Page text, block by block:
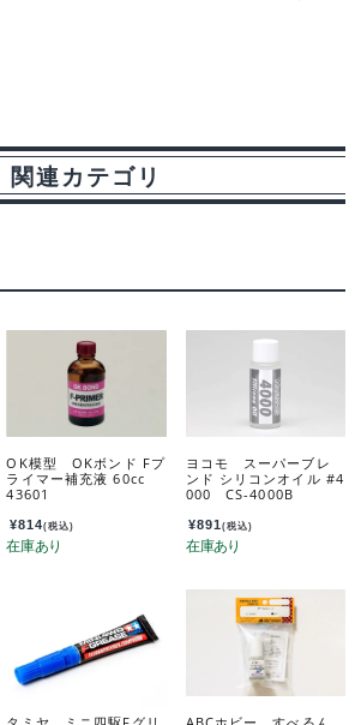
関連カテゴリ
OK模型 OKボンド Fプ
ライマー補充液 60cc
43601
¥814(税込)
ヨコモ スーパーブレ
ンド シリコンオイル #4
000 CS-4000B
¥891(税込)